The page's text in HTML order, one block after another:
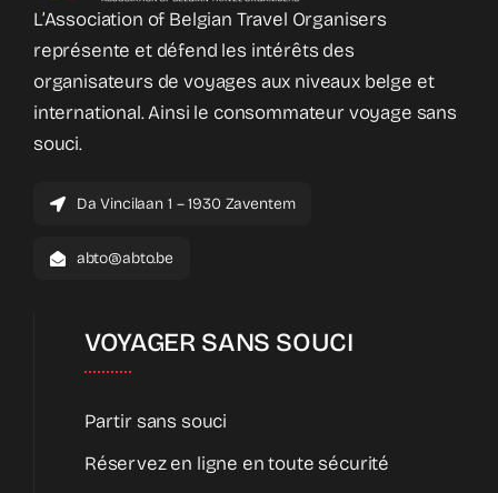
L’Association of Belgian Travel Organisers
représente et défend les intérêts des
organisateurs de voyages aux niveaux belge et
international. Ainsi le consommateur voyage sans
souci.
Da Vincilaan 1 – 1930 Zaventem
abto@abto.be
VOYAGER SANS SOUCI
Partir sans souci
Réservez en ligne en toute sécurité